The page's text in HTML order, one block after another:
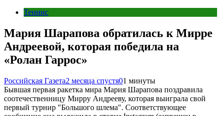
Теннис
Мария Шарапова обратилась к Мирре
Андреевой, которая победила на
«Ролан Гаррос»
Российская Газета2 месяца спустя01 минуты
Бывшая первая ракетка мира Мария Шарапова поздравила
соотечественницу Мирру Андрееву, которая выиграла свой
первый турнир "Большого шлема". Соответствующее